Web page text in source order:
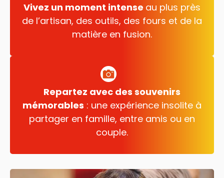
Vivez un moment intense au plus près
de l’artisan, des outils, des fours et de la
matière en fusion.
Repartez avec des souvenirs
mémorables : une expérience insolite à
partager en famille, entre amis ou en
couple.